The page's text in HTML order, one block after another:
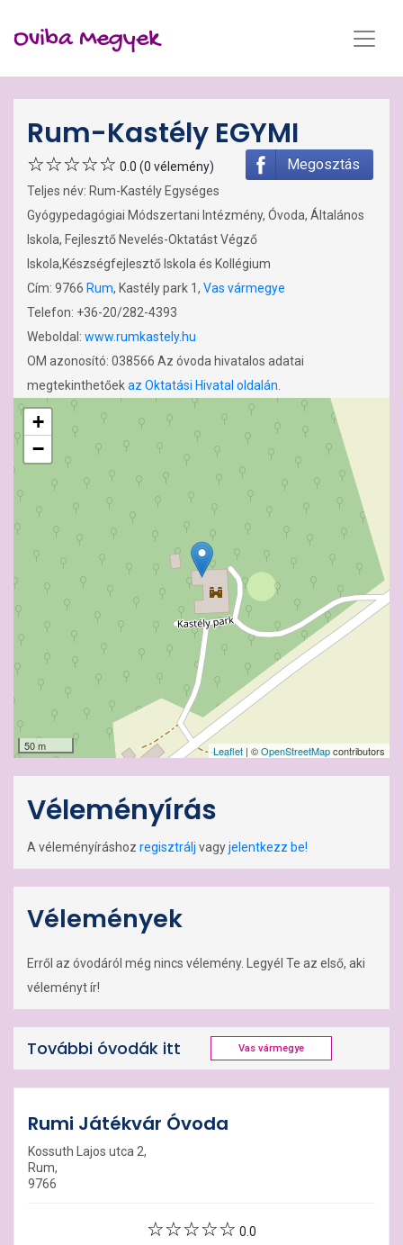
Oviba Megyek
Rum-Kastély EGYMI
Megosztás
0.0 (0 vélemény)
Teljes név: Rum-Kastély Egységes
Gyógypedagógiai Módszertani Intézmény, Óvoda, Általános
Iskola, Fejlesztő Nevelés-Oktatást Végző
Iskola,Készségfejlesztő Iskola és Kollégium
Cím: 9766 Rum, Kastély park 1, Vas vármegye
Telefon: +36-20/282-4393
Weboldal: www.rumkastely.hu
OM azonosító: 038566 Az óvoda hivatalos adatai
megtekinthetőekaz Oktatási Hivatal oldalán
+
−
50 m Leaflet | ©OpenStreetMapcontributors
Véleményírás
A véleményíráshoz regisztrálj vagyjelentkezz be!
Vélemények
Erről az óvodáról még nincs vélemény. Legyél Te az első, aki
véleményt ír!
További óvodák itt Vas vármegye
Rumi Játékvár Óvoda
Kossuth Lajos utca 2,
Rum,
9766
0.0